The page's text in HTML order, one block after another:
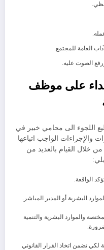
العامة للمجتمع.
الصوت عليه.
على موظف
اللجوء الى محامي خبير في
والإجراءات الواجب اتباعها
القيام بالعديد من
الواقعة.
البشرية أو المدير المباشر.
والموارد البشرية والتنمية
لكي تضمن اتخاذ القرار القانوني